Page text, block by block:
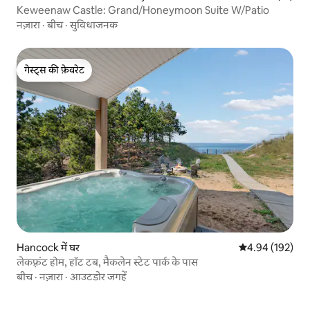
Keweenaw Castle: Grand/Honeymoon Suite W/Patio
नज़ारा ·बीच·सुविधाजनक
गेस्ट्स की फ़ेवरेट
गेस्ट्स की फ़ेवरेट
Hancock में घर औसत रेटिंग 5 में से
4.94 (192)
लेकफ़्रंट होम, हॉट टब, मैकलेन स्टेट पार्क के पास
बीच·नज़ारा · आउटडोर जगहें